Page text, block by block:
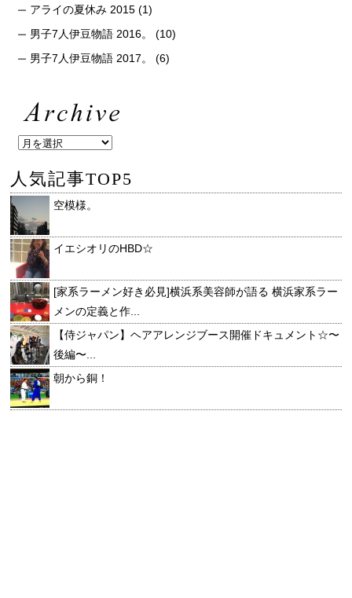
アライの夏休み 2015 (1)
男子7人伊豆物語 2016。
(10)
男子7人伊豆物語 2017。
(6)
人気記事TOP5
空模様。
イエシオリのHBD☆
[家系ラーメン好き必見]横浜系美容師が語る 横浜家系ラー
メンの定義と作...
【侍ジャパン】ヘアアレンジブース開催ドキュメント☆〜
後編〜...
朝から銅！